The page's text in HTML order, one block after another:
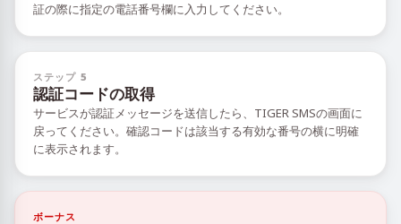
証の際に指定の電話番号欄に入力してください。
ステップ 5
認証コードの取得
サービスが認証メッセージを送信したら、TIGER SMSの画面に
戻ってください。確認コードは該当する有効な番号の横に明確
に表示されます。
ボーナス